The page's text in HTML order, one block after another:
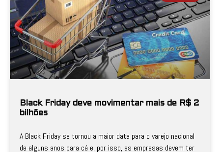
Black Friday deve movimentar mais de R$ 2
bilhões
A Black Friday se tornou a maior data para o varejo nacional
de alguns anos para cá e, por isso, as empresas devem ter